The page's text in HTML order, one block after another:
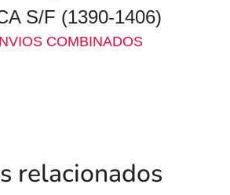
S/F (1390-1406)
COMBINADOS
relacionados